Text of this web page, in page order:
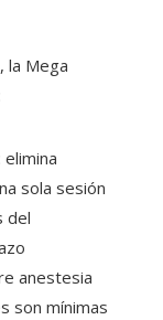
la Mega
sola sesión
del
anestesia
son mínimas